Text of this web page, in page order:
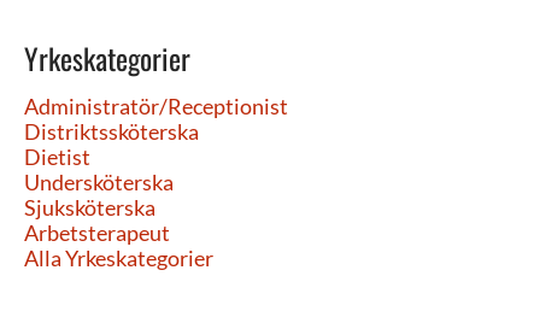
Yrkeskategorier
Administratör/Receptionist
Distriktssköterska
Dietist
Undersköterska
Sjuksköterska
Arbetsterapeut
Alla Yrkeskategorier